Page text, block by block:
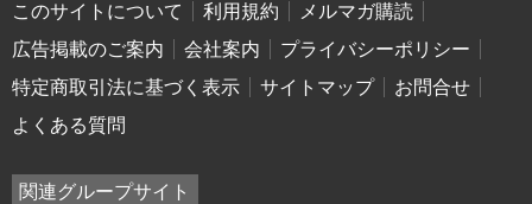
このサイトについて 利用規約
メルマガ購読
広告掲載のご案内
会社案内
プライバシーポリシー
特定商取引法に基づく表示
サイトマップ
お問合せ
よくある質問
関連グループサイト